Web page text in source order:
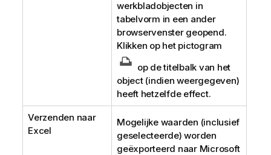
werkbladobjecten in
tabelvorm in een ander
browservenster geopend.
Klikken op het pictogram
op de titelbalk van het
object (indien weergegeven)
heeft hetzelfde effect.
Verzenden naar
Excel
Mogelijke waarden (inclusief
geselecteerde) worden
geëxporteerd naar Microsoft